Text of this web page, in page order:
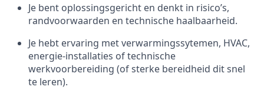
Je bent oplossingsgericht en denkt in risico’s,
randvoorwaarden en technische haalbaarheid.
Je hebt ervaring met verwarmingssytemen, HVAC,
energie-installaties of technische
werkvoorbereiding (of sterke bereidheid dit snel
te leren).